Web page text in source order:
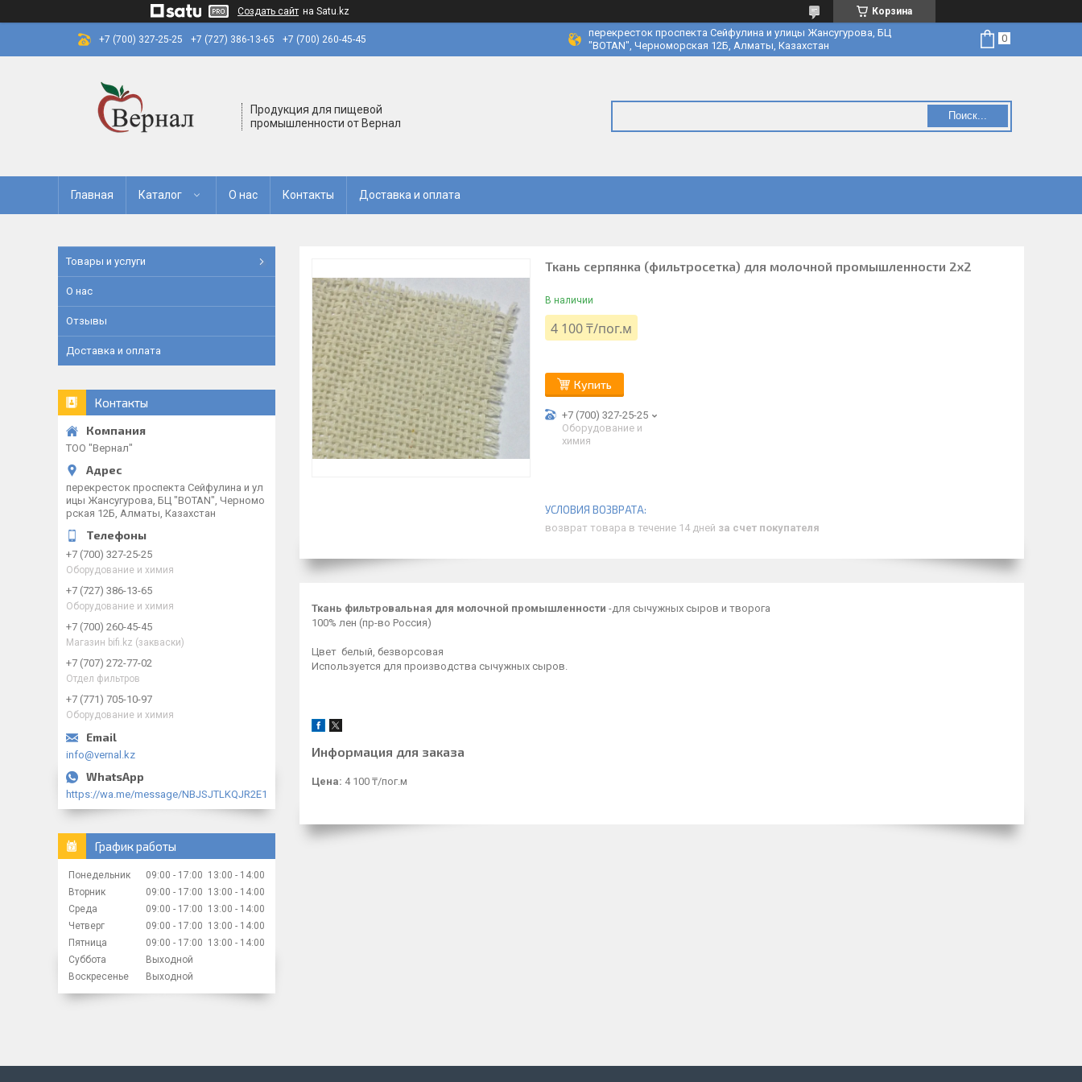
Создать сайт на Satu.kz Корзина
+7 (700) 327-25-25 +7 (727) 386-13-65 +7 (700) 260-45-45
перекресток проспекта Сейфулина и улицы Жансугурова, БЦ
"BOTAN", Черноморская 12Б, Алматы, Казахстан
Продукция для пищевой
промышленности от Вернал
Поиск...
Главная Каталог О нас Контакты Доставка и оплата
Ткань серпянка (фильтросетка) для молочной промышленности 2х2
В наличии
4 100 ₸/пог.м
Купить
+7 (700) 327-25-25
Оборудование и
химия
возврат товара в течение 14 дней за счет покупателя
Ткань фильтровальная для молочной промышленности -для сычужных сыров и творога
100% лен (пр-во Россия)
Цвет белый, безворсовая
Используется для производства сычужных сыров.
Информация для заказа
Цена: 4 100 ₸/пог.м
Товары и услуги
О нас
Отзывы
Доставка и оплата
Контакты
ТОО "Вернал"
перекресток проспекта Сейфулина и ул
ицы Жансугурова, БЦ "BOTAN", Черномо
рская 12Б, Алматы, Казахстан
+7 (700) 327-25-25
Оборудование и химия
+7 (727) 386-13-65
Оборудование и химия
+7 (700) 260-45-45
Магазин bifi.kz (закваски)
+7 (707) 272-77-02
Отдел фильтров
+7 (771) 705-10-97
Оборудование и химия
info@vernal.kz
https://wa.me/message/NBJSJTLKQJR2E1
График работы
Понедельник 09:00 17:00 13:00
14:00
Вторник
09:00 17:00 13:00
14:00
Среда
09:00 17:00 13:00
14:00
Четверг
09:00 17:00 13:00
14:00
Пятница
09:00 17:00 13:00
14:00
Суббота
Выходной
Воскресенье
Выходной